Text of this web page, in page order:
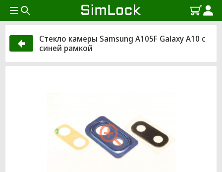
Стекло камеры Samsung A105F Galaxy A10 с
синей рамкой